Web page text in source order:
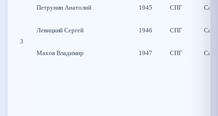
Петрунин Анатолий 1945 СПГ
3
Левицкий Сергей 1946 СПГ
Махов Владимир 1947 СПГ